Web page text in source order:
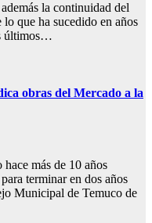
la continuidad del
que ha sucedido en años
últimos…
obras del Mercado a la
más de 10 años
terminar en dos años
Municipal de Temuco de